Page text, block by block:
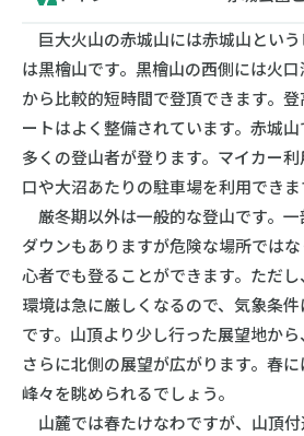
巨大火山の赤城山には赤城山とい
は黒檜山です。黒檜山の西側には火
から比較的短時間で登頂できます。
ートはよく整備されています。赤城山
多くの登山者が登ります。マイカー
口や大沼あたりの駐車場を利用できま
厳冬期以外は一般的な登山です。
ダウンもありますが危険な場所では
心者でも登ることができます。ただし
環境は急に厳しくなるので、気象条
です。山頂より少し行った展望地から
さらに北側の展望が広がります。春
峰々を眺められるでしょう。
山麓では春たけなわですが、山頂